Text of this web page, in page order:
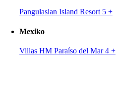
Pangulasian Island Resort 5 +
Mexiko
Villas HM Paraíso del Mar 4 +